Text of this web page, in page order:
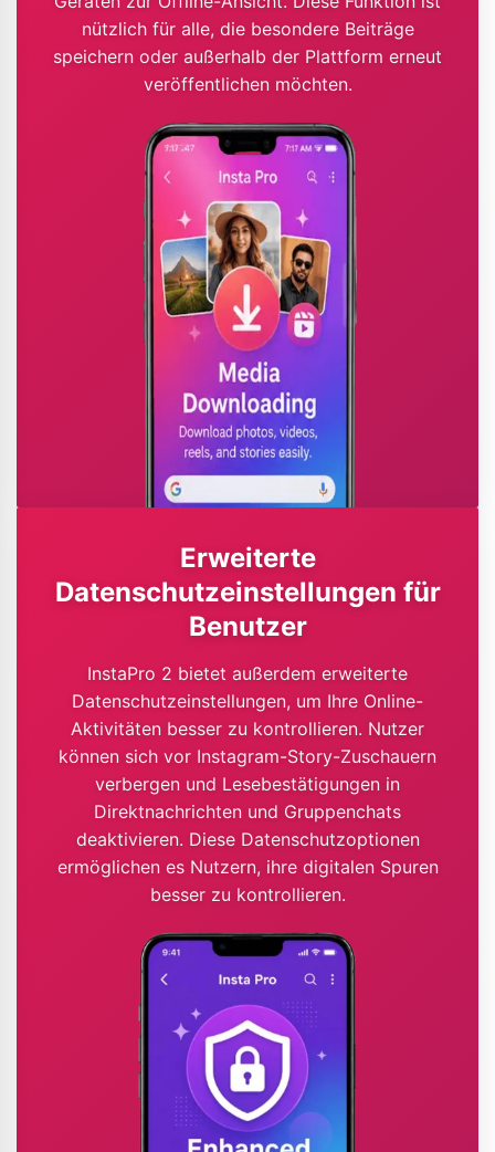
nützlich für alle, die besondere Beiträge
speichern oder außerhalb der Plattform erneut
veröffentlichen möchten.
Erweiterte
Datenschutzeinstellungen für
Benutzer
InstaPro 2 bietet außerdem erweiterte
Datenschutzeinstellungen, um Ihre Online-
Aktivitäten besser zu kontrollieren. Nutzer
können sich vor Instagram-Story-Zuschauern
verbergen und Lesebestätigungen in
Direktnachrichten und Gruppenchats
deaktivieren. Diese Datenschutzoptionen
ermöglichen es Nutzern, ihre digitalen Spuren
besser zu kontrollieren.